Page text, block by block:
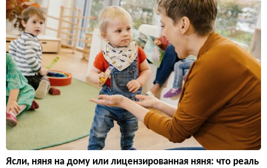
Ясли, няня на дому или лицензированная няня: что реаль